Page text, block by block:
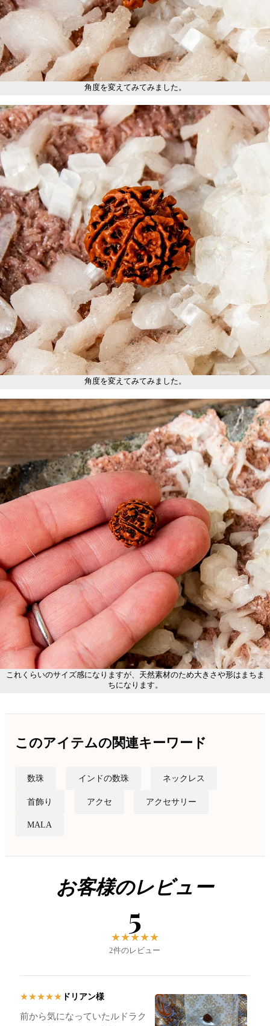
角度を変えてみてみました。
角度を変えてみてみました。
これくらいのサイズ感になりますが、天然素材のため大きさや形はまちま
ちになります。
このアイテムの関連キーワード
数珠 インドの数珠 ネックレス
首飾り アクセ アクセサリー
MALA
お客様のレビュー
5
★★★★★
2件のレビュー
★★★★★ ドリアン様
前から気になっていたルドラク